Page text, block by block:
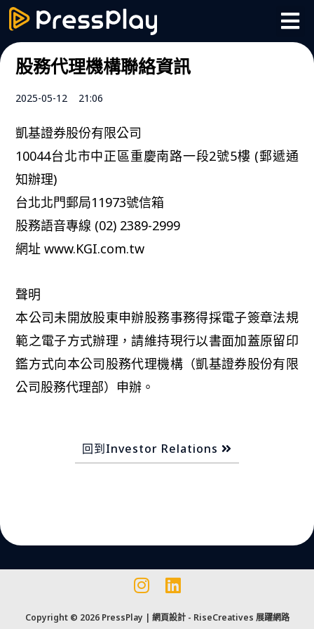
股務代理機構聯絡資訊
2025-05-12 21:06
凱基證券股份有限公司
10044台北市中正區重慶南路一段2號5樓 (郵遞通
知辦理)
台北北門郵局11973號信箱
股務語音專線 (02) 2389-2999
網址 www.KGI.com.tw
聲明
本公司未開放股東申辦股務事務得採電子簽章法規
範之電子方式辦理，請維持現行以書面加蓋原留印
鑑方式向本公司股務代理機構（凱基證券股份有限
公司股務代理部）申辦。
回到Investor Relations
Copyright © 2026 PressPlay | 網頁設計 - RiseCreatives 展躍網路